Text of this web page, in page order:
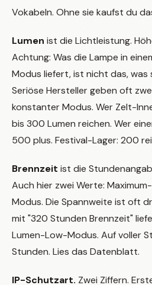
Vokabeln. Ohne sie kaufst du
Lumen ist die Lichtleistung.
Achtung: Was die Lampe in
Modus liefert, ist nicht das,
Seriöse Hersteller geben oft
konstanter Modus. Wer Zelt-
bis 300 Lumen reichen. Wer
500 plus. Festival-Lager: 200
Brennzeit ist die
Auch hier zwei Werte:
Modus. Die Spannweite ist oft
mit "320 Stunden Brennzeit"
Lumen-Low-Modus. Auf voller
Stunden. Lies das Datenblatt.
IP-Schutzart. Zwei Ziffern.